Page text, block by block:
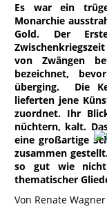
Es war ein
Monarchie
Gold. Der
von Zwängen
bezeichnet,
überging. Die
lieferten jene
zuordnet. Ihr
nüchtern, kalt.
eine großartige
zusammen
so gut wie
thematischer
Von Renate Wagner